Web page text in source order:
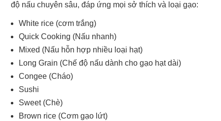
độ nấu chuyên sâu, đáp ứng mọi sở thích và loại gạo:
White rice (cơm trắng)
Quick Cooking (Nấu nhanh)
Mixed (Nấu hỗn hợp nhiều loại hạt)
Long Grain (Chế độ nấu dành cho gạo hạt dài)
Congee (Cháo)
Sushi
Sweet (Chè)
Brown rice (Cơm gạo lứt)